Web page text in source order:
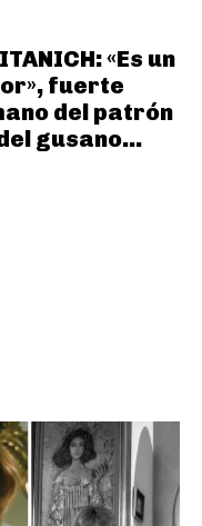
«Es un
fuerte
del patrón
gusano...